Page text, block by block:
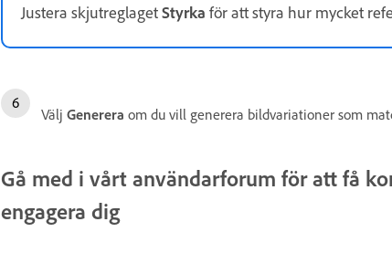
Justera skjutreglagetStyrka för att styra hur mycket
Välj Generera om du vill generera bildvariationer som
Gå med i vårt användarforum för att få
engagera dig